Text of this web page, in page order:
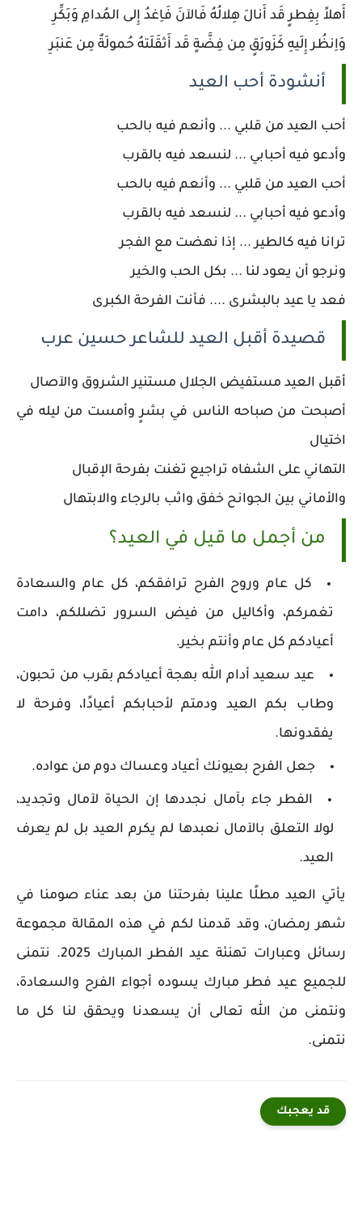
أَهلاً بِفِطرٍ قَد أَنالَ هِلالُهُ فَالآنَ فَاِغدُ إِلى المُدامِ وَبَكِّرِ
وَاِنظُر إِلَيهِ كَزَورَقٍ مِن فِضَّةٍ قَد أَثقَلَتهُ حُمولَةٌ مِن عَنبَرِ
أنشودة أحب العيد
أحب العيد من قلبي ... وأنعم فيه بالحب
وأدعو فيه أحبابي ... لنسعد فيه بالقرب
أحب العيد من قلبي ... وأنعم فيه بالحب
وأدعو فيه أحبابي ... لنسعد فيه بالقرب
ترانا فيه كالطير ... إذا نهضت مع الفجر
ونرجو أن يعود لنا ... بكل الحب والخير
فعد يا عيد بالبشرى .... فأنت الفرحة الكبرى
قصيدة أقبل العيد للشاعر حسين عرب
أقبل العيد مستفيض الجلال مستنير الشروق والآصال
أصبحت من صباحه الناس في بشرٍ وأمست من ليله في
اختيال
التهاني على الشفاه تراجيع تغنت بفرحة الإقبال
والأماني بين الجوانح خفق واثب بالرجاء والابتهال
من أجمل ما قيل في العيد؟
كل عام وروح الفرح ترافقكم، كل عام والسعادة
تغمركم، وأكاليل من فيض السرور تضللكم، دامت
أعيادكم كل عام وأنتم بخير.
عيد سعيد أدام الله بهجة أعيادكم بقرب من تحبون،
وطاب بكم العيد ودمتم لأحبابكم أعيادًا، وفرحة لا
يفقدونها.
جعل الفرح بعيونك أعياد وعساك دوم من عواده.
الفطر جاء بآمال نجددها إن الحياة لآمال وتجديد،
لولا التعلق بالآمال نعبدها لم يكرم العيد بل لم يعرف
العيد.
يأتي العيد مطلًا علينا بفرحتنا من بعد عناء صومنا في
شهر رمضان، وقد قدمنا لكم في هذه المقالة مجموعة
رسائل وعبارات تهنئة عيد الفطر المبارك 2025. نتمنى
للجميع عيد فطر مبارك يسوده أجواء الفرح والسعادة،
ونتمنى من الله تعالى أن يسعدنا ويحقق لنا كل ما
نتمنى.
قد يعجبك